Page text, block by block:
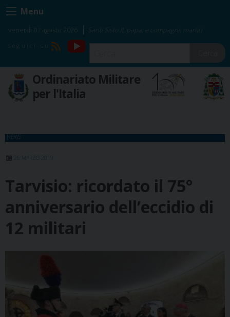
Skip
to
content
Menu
venerdì 07 agosto 2026 Santi Sisto II, papa, e compagni, martiri
RSS
YouTube
Ordinariato Militare
per l'Italia
NEWS
26 MARZO 2019
Tarvisio: ricordato il 75°
anniversario dell’eccidio di
12 militari